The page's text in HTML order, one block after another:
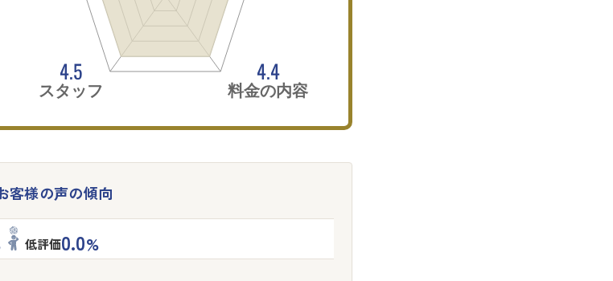
4.4
料金の内容
4.5
スタッフ
客様の声の傾向
低評価0.0%